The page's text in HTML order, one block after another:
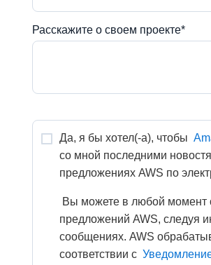
Расскажите о своем проекте*
Да, я бы хотел(-а), чтобы
со мной последними
предложениях AWS по
предложений AWS, следуя
сообщениях. AWS
соответствии с